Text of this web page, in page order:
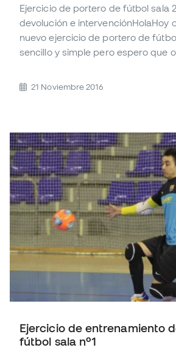
Ejercicio de portero de fútbol sala
devolución e intervenciónHolaHoy
nuevo ejercicio de portero de
sencillo y simple pero espero que
21 Noviembre 2016
Ejercicio de entrenamiento
fútbol sala nº1